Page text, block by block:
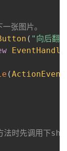
张图片。
( "向后翻
(ActionEvent
时先调用下